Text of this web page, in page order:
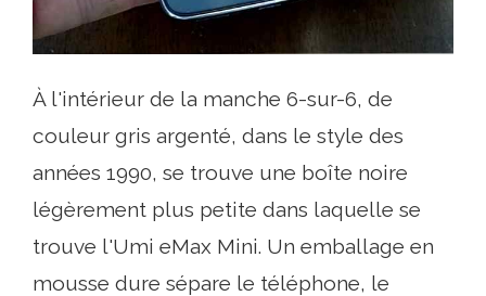
À l'intérieur de la manche 6-sur-6, de
couleur gris argenté, dans le style des
années 1990, se trouve une boîte noire
légèrement plus petite dans laquelle se
trouve l'Umi eMax Mini. Un emballage en
mousse dure sépare le téléphone, le